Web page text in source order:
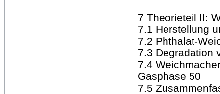
7 Theorieteil II:
7.1 Herstellung
7.2 Phthalat-
7.3 Degradation
7.4
Gasphase 50
7.5